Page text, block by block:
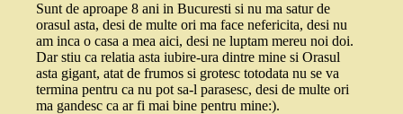
Sunt de aproape 8 ani in Bucuresti si nu ma satur de
orasul asta, desi de multe ori ma face nefericita, desi nu
am inca o casa a mea aici, desi ne luptam mereu noi doi.
Dar stiu ca relatia asta iubire-ura dintre mine si Orasul
asta gigant, atat de frumos si grotesc totodata nu se va
termina pentru ca nu pot sa-l parasesc, desi de multe ori
ma gandesc ca ar fi mai bine pentru mine:).